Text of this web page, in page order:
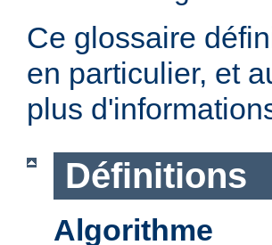
Ce glossaire
en particulier, et
plus
Définitions
Algorithme